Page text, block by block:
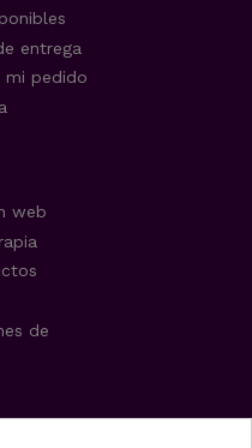
entrega
mi pedido
web
de